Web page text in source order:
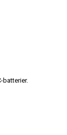
batterier.